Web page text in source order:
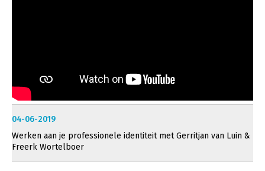
04-06-2019
Werken aan je professionele identiteit met Gerritjan van Luin &
Freerk Wortelboer